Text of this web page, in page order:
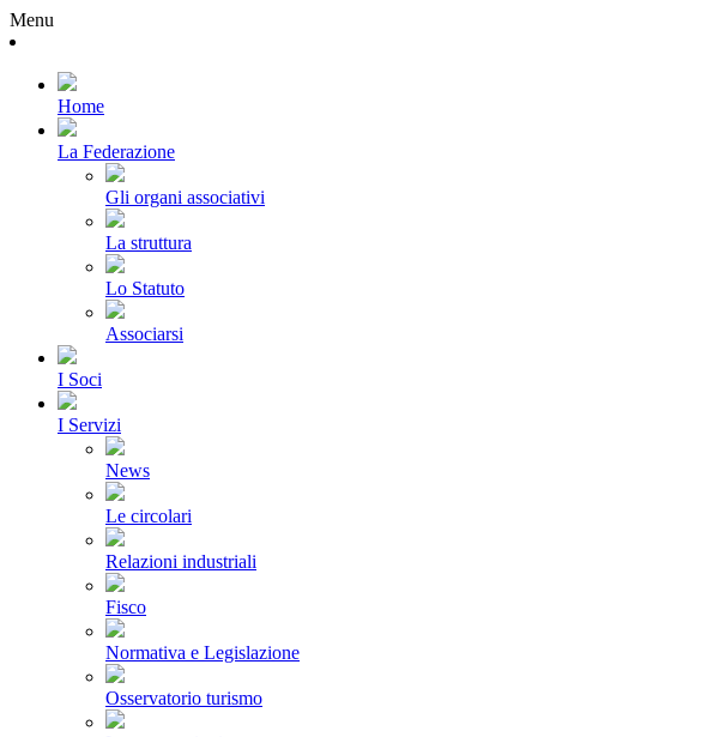
Menu
Home
La Federazione
Gli organi associativi
La struttura
Lo Statuto
Associarsi
I Soci
I Servizi
News
Le circolari
Relazioni industriali
Fisco
Normativa e Legislazione
Osservatorio turismo